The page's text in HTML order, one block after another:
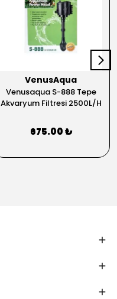
VenusAqua
Venusaqua S-888 Tepe
Akvaryum Filtresi 2500L/H
675.00 ₺